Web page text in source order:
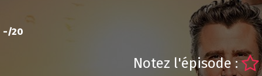
-/20
Notez l'épisode :